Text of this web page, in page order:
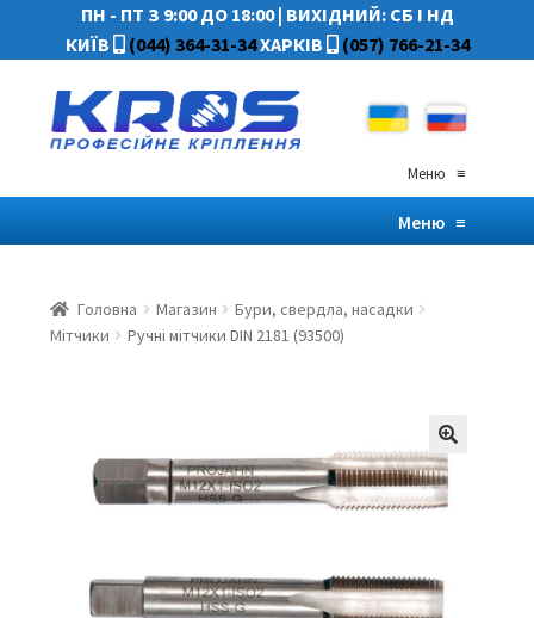
ПН - ПТ З 9:00 ДО 18:00| ВИХІДНИЙ: СБ І НД
КИЇВ
(044) 364-31-34ХАРКІВ (057) 766-21-34
Меню≡
Меню≡
Головна Магазин
Бури, свердла, насадки
Мітчики
Ручні мітчики DIN 2181 (93500)